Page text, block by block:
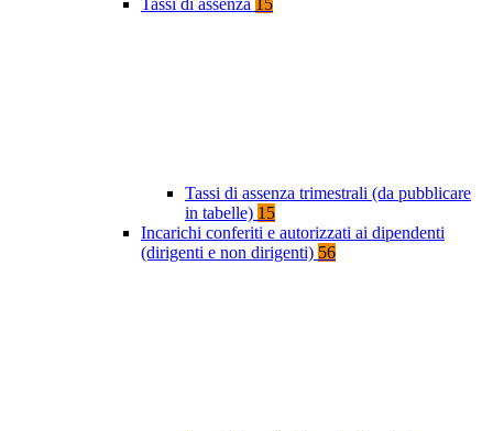
Tassi di assenza 15
Tassi di assenza trimestrali (da pubblicare
in tabelle) 15
Incarichi conferiti e autorizzati ai dipendenti
(dirigenti e non dirigenti) 56